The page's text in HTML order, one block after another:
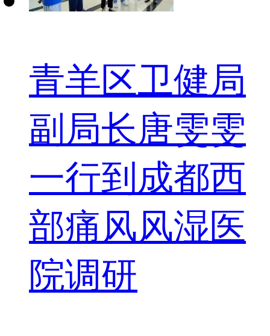
青羊区卫健局
副局长唐雯雯
一行到成都西
部痛风风湿医
院调研